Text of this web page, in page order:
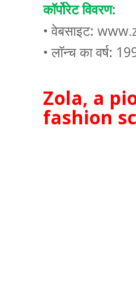
कॉर्पोरेट विवरण:
•वेबसाइट:
•लॉन्च का वर्ष:
Zola, a
fashion